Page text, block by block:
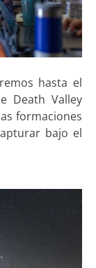
hasta el
Death Valley
formaciones
bajo el